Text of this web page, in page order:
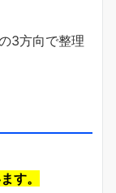
3方向で整理
す。